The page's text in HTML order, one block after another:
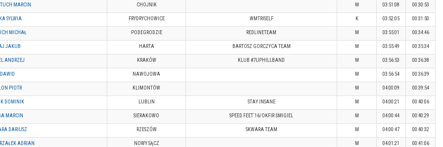
MARCIN CHOJNIK M 03:51:08 00:30:53
SYLWIA FRYDRYCHOWICE WMTRISELF K 03:52:05 00:31:50
MICHAŁ PODEGRODZIE REDLINETEAM M 03:55:01 00:34:46
JAKUB HARTA BARTOSZ GORCZYCA TEAM M 03:55:49 00:35:34
ANDRZEJ KRAKÓW KLUB #7UPHILLBAND M 03:56:53 00:36:38
NAWOJOWA M 03:56:54 00:36:39
PIOTR KLIMONTÓW M 04:00:09 00:39:54
DOMINIK LUBLIN STAY INSANE M 04:00:21 00:40:06
MARCIN SIERAKOWO SPEED FEET`16/OKFIR ŚMIGIEL M 04:00:44 00:40:29
DARIUSZ RZESZÓW SKWARA TEAM M 04:00:47 00:40:32
ADRIAN NOWY SĄCZ M 04:01:21 00:41:06